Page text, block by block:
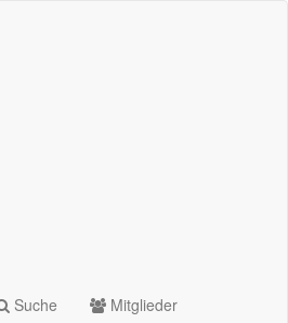
Suche Mitglieder